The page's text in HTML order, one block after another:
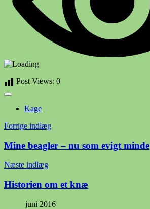
Post Views: 0
Kage
Indlægsnavigation
Forrige indlæg
Mine beagler – nu som evigt minde
Næste indlæg
Historien om et knæ
juni 2016